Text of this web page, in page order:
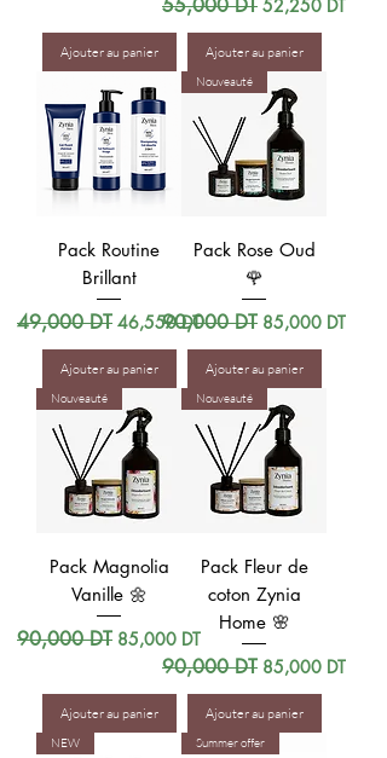
Ajouter au panier
55,000 DT 52,250 DT
Ajouter au panier
Pack Routine
Brillant
Prix original
49,000 DT Prix promotionnel
46,550 DT
Ajouter au panier
Nouveauté
Pack Rose Oud
🌹
Prix original
90,000 DT Prix promotionnel
85,000 DT
Ajouter au panier
Nouveauté
Pack Magnolia
Vanille 🌼
Prix original
90,000 DT Prix promotionnel
85,000 DT
Ajouter au panier
Nouveauté
Pack Fleur de
coton Zynia
Home 🌸
Prix original
90,000 DT Prix promotionnel
85,000 DT
Ajouter au panier
NEW Summer offer